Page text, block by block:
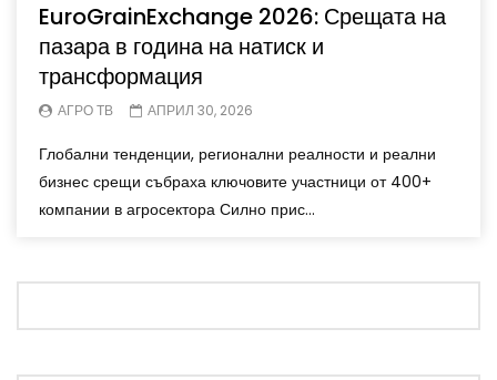
EuroGrainExchange 2026: Срещата на
пазара в година на натиск и
трансформация
АГРО ТВ АПРИЛ 30, 2026
Глобални тенденции, регионални реалности и реални
бизнес срещи събраха ключовите участници от 400+
компании в агросектора Силно прис...